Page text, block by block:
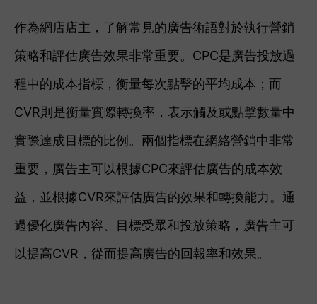
作為網店店主，了解常見的廣告術語對於執行營銷
策略和評估廣告效果非常重要。CPC是廣告投放過
程中的成本指標，衡量每次點擊的平均成本；而
CVR則是衡量實際轉換率，表示觸及或點擊數量中
實際達成目標的比例。兩個指標在網絡營銷中非常
重要，廣告主可以根據CPC來評估廣告的成本效
益，並根據CVR來評估廣告的效果和轉換能力。通
過優化廣告內容、目標受眾和投放策略，廣告主可
以提高CVR，從而提高廣告的回報率和效果。